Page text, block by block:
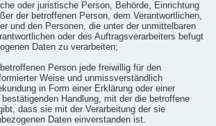
oder juristische Person, Behörde, Einrichtung
der betroffenen Person, dem Verantwortlichen,
und den Personen, die unter der unmittelbaren
oder des Auftragsverarbeiters befugt
Daten zu verarbeiten;
Person jede freiwillig für den
Weise und unmissverständlich
in Form einer Erklärung oder einer
Handlung, mit der die betroffene
dass sie mit der Verarbeitung der sie
Daten einverstanden ist.